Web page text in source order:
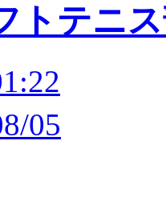
トテニ
05